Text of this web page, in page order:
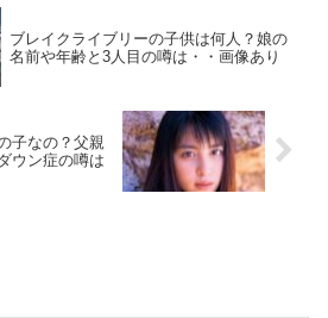
ブレイクライブリーの子供は何人？娘の
名前や年齢と3人目の噂は・・画像あり
子なの？父親
ウン症の噂は